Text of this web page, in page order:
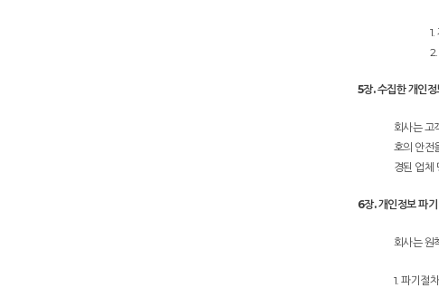
5장. 수집한 개인
회사는 고
호의 안전
경된 업체
6장. 개인정보 파
회사는 원
1. 파기절차